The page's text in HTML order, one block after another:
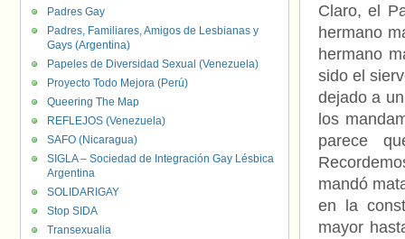
Claro, el
hermano
hermano
sido el
dejado a
los
parece
mandó
en la
mayor
Padres Gay
Padres, Familiares, Amigos de Lesbianas y
Gays (Argentina)
Papeles de Diversidad Sexual (Venezuela)
Proyecto Todo Mejora (Perú)
Queering The Map
REFLEJOS (Venezuela)
SAFO (Nicaragua)
SIGLA – Sociedad de Integración Gay Lésbica
Argentina
SOLIDARIGAY
Stop SIDA
Transexualia